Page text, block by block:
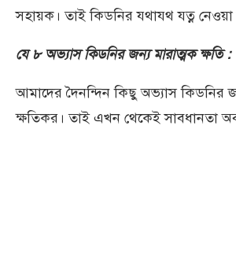
সহায়ক। তাই কিডনির যথাযথ যত্ন নেওয়া
যে ৮ অভ্যাস কিডনির জন্য মারাত্মক ক্ষতি :
আমাদের দৈনন্দিন কিছু অভ্যাস কিডনির
ক্ষতিকর। তাই এখন থেকেই সাবধানতা